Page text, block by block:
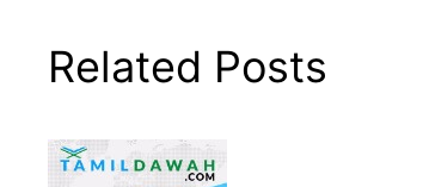
Related Posts